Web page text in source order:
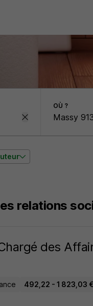
OÙ ?
relations
des
492,22 - 1 823,03